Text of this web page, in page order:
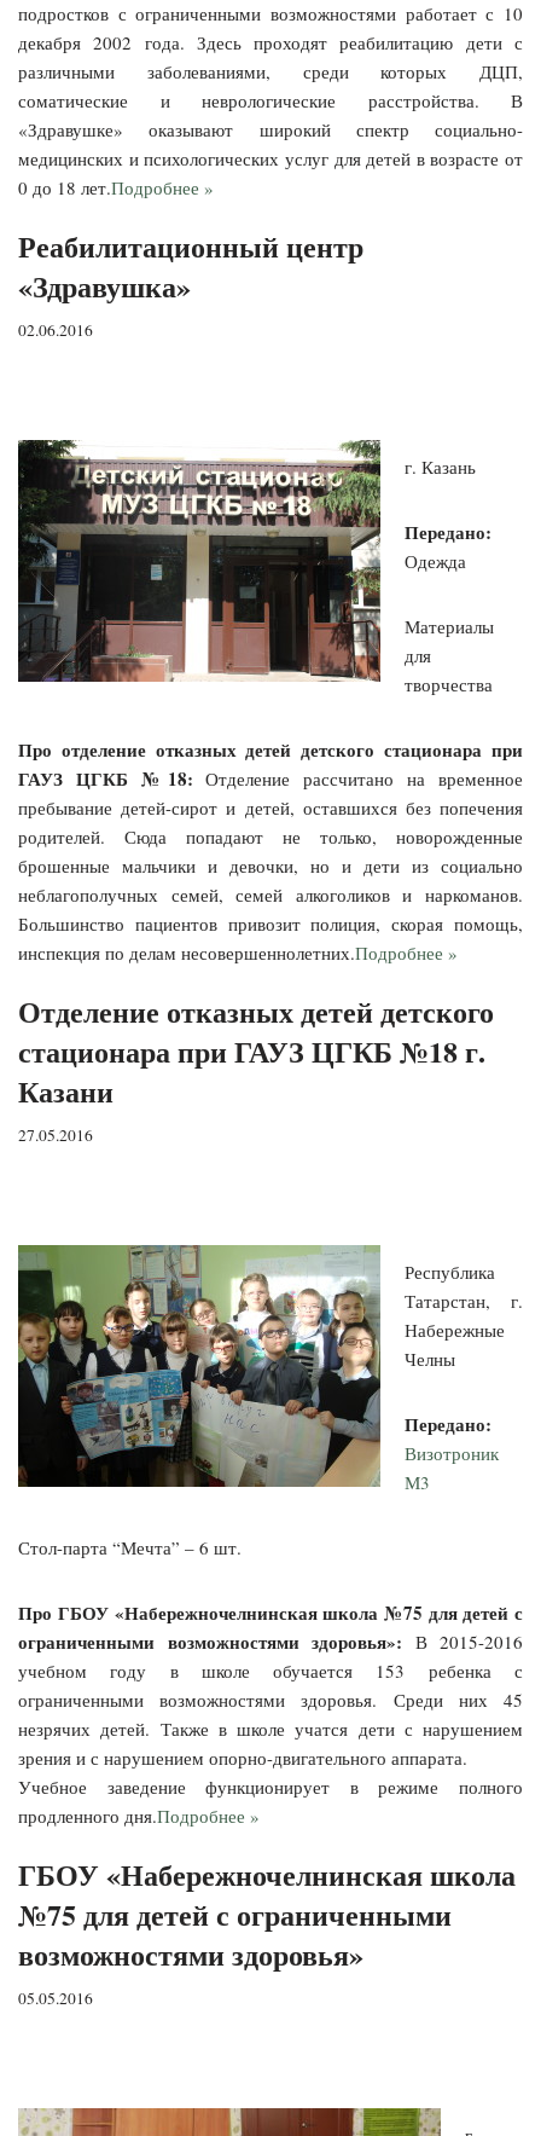
подростков с ограниченными возможностями работает с 10
декабря 2002 года. Здесь проходят реабилитацию дети с
различными заболеваниями, среди которых ДЦП,
соматические и неврологические расстройства. В
«Здравушке» оказывают широкий спектр социально-
медицинских и психологических услуг для детей в возрасте от
0 до 18 лет.Подробнее »
Реабилитационный центр
«Здравушка»
02.06.2016
г. Казань
Передано:
Одежда
Материалы
для
творчества
Про отделение отказных детей детского стационара при
ГАУЗ ЦГКБ №18: Отделение рассчитано на временное
пребывание детей-сирот и детей, оставшихся без попечения
родителей. Сюда попадают не только, новорожденные
брошенные мальчики и девочки, но и дети из социально
неблагополучных семей, семей алкоголиков и наркоманов.
Большинство пациентов привозит полиция, скорая помощь,
инспекция по делам несовершеннолетних.Подробнее »
Отделение отказных детей детского
стационара при ГАУЗ ЦГКБ №18 г.
Казани
27.05.2016
Республика
Татарстан, г.
Набережные
Челны
Передано:
Визотроник
М3
Стол-парта “Мечта” – 6 шт.
Про ГБОУ «Набережночелнинская школа №75 для детей с
ограниченными возможностями здоровья»: В 2015-2016
учебном году в школе обучается 153 ребенка с
ограниченными возможностями здоровья. Среди них 45
незрячих детей. Также в школе учатся дети с нарушением
зрения и с нарушением опорно-двигательного аппарата.
Учебное заведение функционирует в режиме полного
продленного дня.Подробнее »
ГБОУ «Набережночелнинская школа
№75 для детей с ограниченными
возможностями здоровья»
05.05.2016